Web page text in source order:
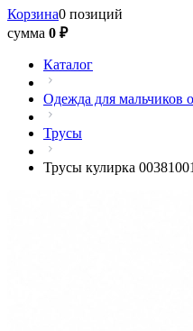
Корзина0 позиций
сумма 0 ₽
Каталог
Одежда для мальчиков
Трусы
Трусы кулирка